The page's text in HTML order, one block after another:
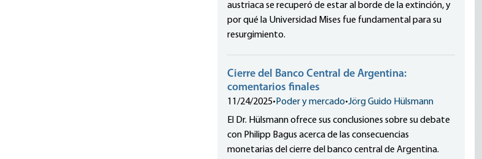
austriaca se recuperó de estar al borde de la extinción, y
por qué la Universidad Mises fue fundamental para su
resurgimiento.
Cierre del Banco Central de Argentina:
comentarios finales
11/24/2025• Poder y mercado•Jörg Guido Hülsmann
El Dr. Hülsmann ofrece sus conclusiones sobre su debate
con Philipp Bagus acerca de las consecuencias
monetarias del cierre del banco central de Argentina.